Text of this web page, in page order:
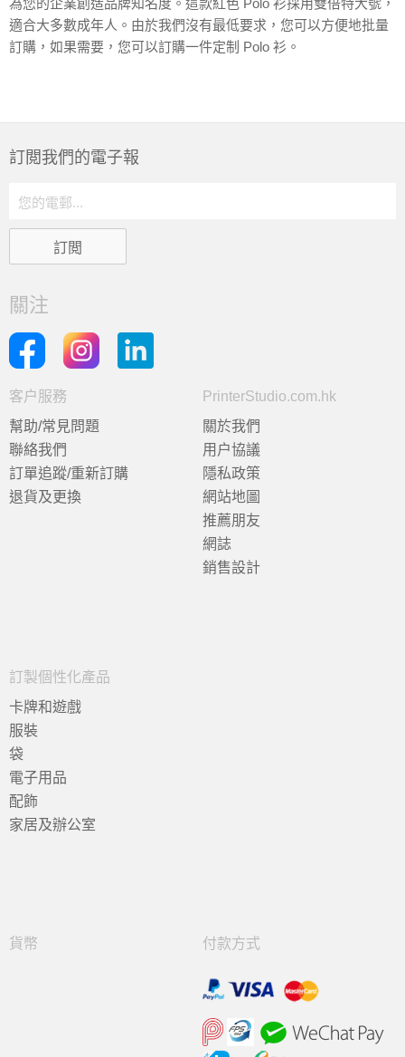
為您的企業創造品牌知名度。這款紅色 Polo 衫採用雙倍特大號，
適合大多數成年人。由於我們沒有最低要求，您可以方便地批量
訂購，如果需要，您可以訂購一件定制 Polo 衫。
訂閲我們的電子報
關注
客户服務
幫助/常見問題
聯絡我們
訂單追蹤/重新訂購
退貨及更換
PrinterStudio.com.hk
關於我們
用户協議
隱私政策
網站地圖
推薦朋友
網誌
銷售設計
訂製個性化產品
卡牌和遊戲
服裝
袋
電子用品
配飾
家居及辦公室
貨幣 付款方式